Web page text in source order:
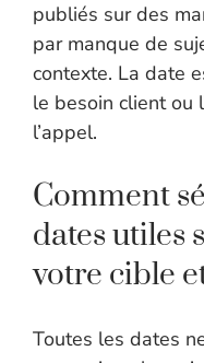
publiés sur des
par manque de
contexte. La date
le besoin client ou
l’appel.
Comment
dates utiles
votre cible
Toutes les dates